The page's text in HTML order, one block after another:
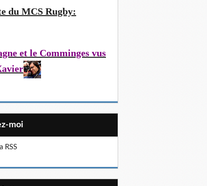
du MCS Rugby:
et le Comminges vus
moi
RSS